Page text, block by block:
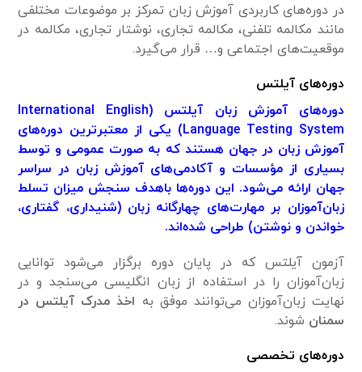
در دوره‌های کاربردی آموزش زبان تمرکز بر موضوعات مختلفی
مانند مکالمه تلفنی، مکالمه تجاری، نوشتار تجاری، مکالمه در
موقعیت‌های اجتماعی و… قرار می‌گیرد.
دوره‌های آیلتس
دوره‌های آموزش زبان آیلتس (International English
Language Testing System) یکی از معتبرترین دوره‌های
آموزش زبان در جهان هستند که به صورت عمومی و توسط
بسیاری از مؤسسات و آکادمی‌های آموزش زبان در سراسر
جهان ارائه می‌شود. این دوره‌ها باهدف سنجش میزان تسلط
زبان‌آموزان بر مهارت‌های چهارگانه زبان (شنیداری، گفتاری،
خواندن و نوشتن) طراحی شده‌اند.
آزمون آیلتس که در پایان دوره برگزار می‌شود توانایی
زبان‌آموزان را در استفاده از زبان انگلیسی می‌سنجد و در
نهایت زبان‌آموزان می‌توانند موفق به اخذ مدرک آیلتس در
سمنان شوند.
دوره‌های تخصصی